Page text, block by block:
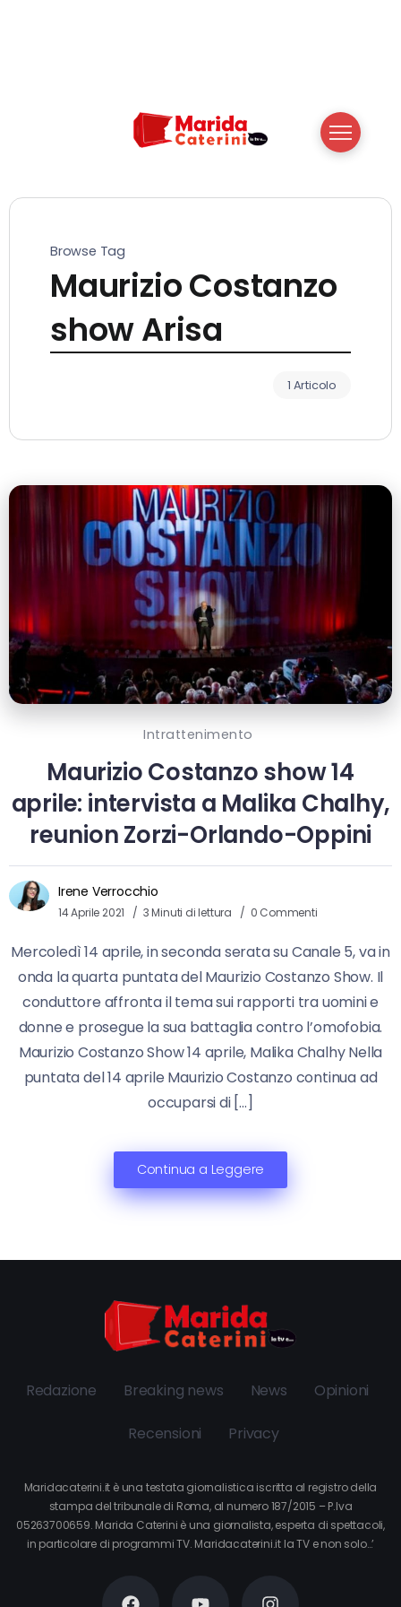
Browse Tag
Maurizio Costanzo
show Arisa
1 Articolo
Intrattenimento
Maurizio Costanzo show 14
aprile: intervista a Malika Chalhy,
reunion Zorzi-Orlando-Oppini
Irene Verrocchio
14 Aprile 2021 3 Minuti di lettura 0 Commenti
Mercoledì 14 aprile, in seconda serata su Canale 5, va in
onda la quarta puntata del Maurizio Costanzo Show. Il
conduttore affronta il tema sui rapporti tra uomini e
donne e prosegue la sua battaglia contro l’omofobia.
Maurizio Costanzo Show 14 aprile, Malika Chalhy Nella
puntata del 14 aprile Maurizio Costanzo continua ad
occuparsi di […]
Continua a Leggere
Redazione Breaking news News Opinioni
Recensioni Privacy
Maridacaterini.it è una testata giornalistica iscritta al registro della
stampa del tribunale di Roma, al numero 187/2015 – P.Iva
05263700659. Marida Caterini è una giornalista, esperta di spettacoli,
in particolare di programmi TV. Maridacaterini.it la TV e non solo…’